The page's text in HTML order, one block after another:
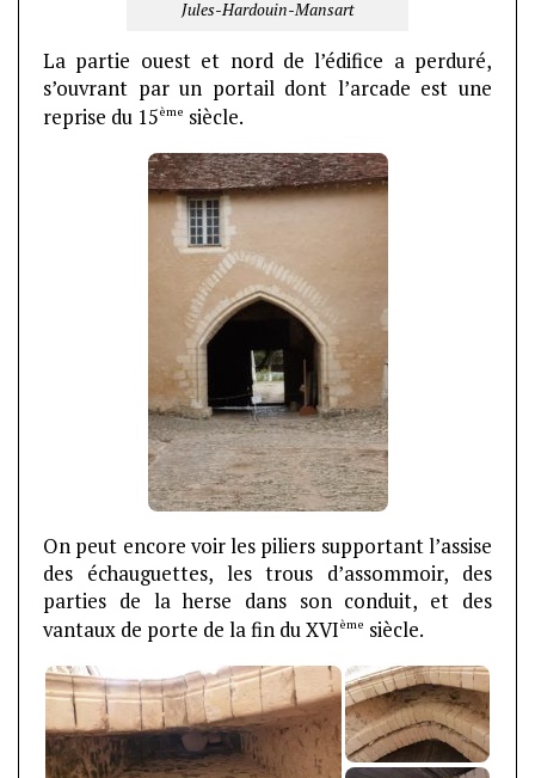
Jules-Hardouin-Mansart
La partie ouest et nord de l’édifice a perduré,
s’ouvrant par un portail dont l’arcade est une
reprise du 15ème siècle.
On peut encore voir les piliers supportant l’assise
des échauguettes, les trous d’assommoir, des
parties de la herse dans son conduit, et des
vantaux de porte de la fin du XVIème siècle.